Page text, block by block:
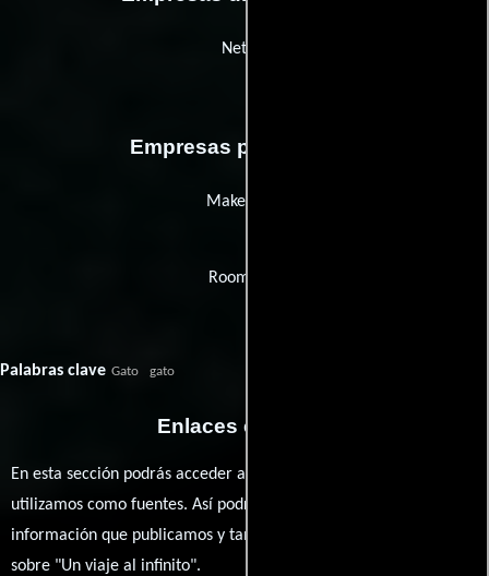
Netflix
Empresas productoras
Makemake
Room 608
Palabras clave Gato gato
Enlaces externos
En esta sección podrás acceder a los recursos externos que
utilizamos como fuentes. Así podrás chequear toda la
información que publicamos y también ampliar tu conocimiento
sobre "Un viaje al infinito".